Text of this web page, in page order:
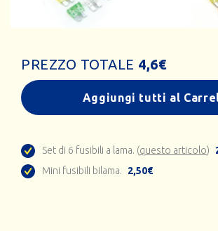
PREZZO TOTALE 4,6€
Aggiungi tutti al
Set di 6 fusibili a lama. (questo articolo)
Mini fusibili bilama.
2,50€